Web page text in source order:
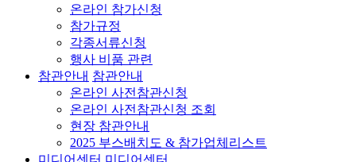
온라인 참가신청
참가규정
각종서류신청
행사 비품 관련
참관안내 참관안내
온라인 사전참관신청
온라인 사전참관신청 조회
현장 참관안내
2025 부스배치도 & 참가업체리스트
미디어센터 미디어센터